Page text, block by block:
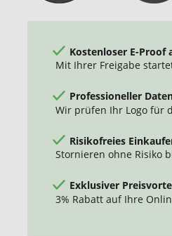
Kostenloser E-Proof
Mit Ihrer Freigabe
Professioneller
Wir prüfen Ihr Logo für
Risikofreies
Stornieren ohne Risiko
Exklusiver
3% Rabatt auf Ihre